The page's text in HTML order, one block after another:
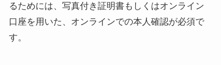
るためには、写真付き証明書もしくはオンライン
口座を用いた、オンラインでの本人確認が必須で
す。